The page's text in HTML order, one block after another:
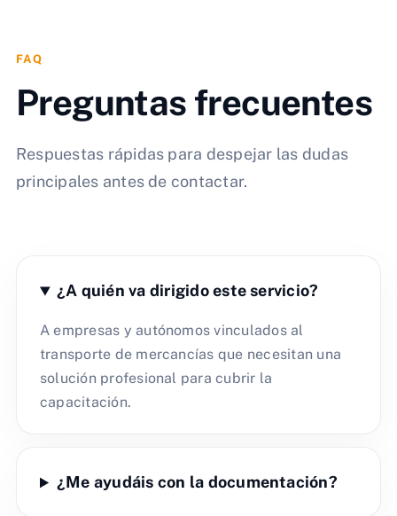
FAQ
Preguntas frecuentes
Respuestas rápidas para despejar las dudas
principales antes de contactar.
¿A quién va dirigido este servicio?
A empresas y autónomos vinculados al
transporte de mercancías que necesitan una
solución profesional para cubrir la
capacitación.
¿Me ayudáis con la documentación?